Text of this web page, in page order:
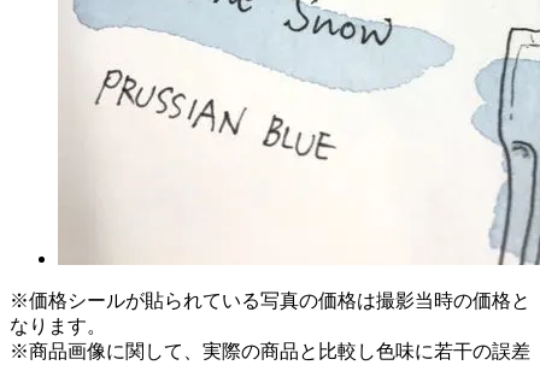
※価格シールが貼られている写真の価格は撮影当時の価格と
なります。
※商品画像に関して、実際の商品と比較し色味に若干の誤差